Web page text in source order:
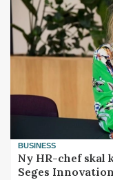
BUSINESS
Ny HR-chef
Seges Innovation